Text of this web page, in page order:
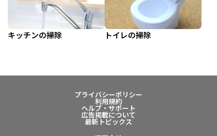
キッチンの掃除 トイレの掃除
プライバシーポリシー
利用規約
ヘルプ・サポート
広告掲載について
最新トピックス